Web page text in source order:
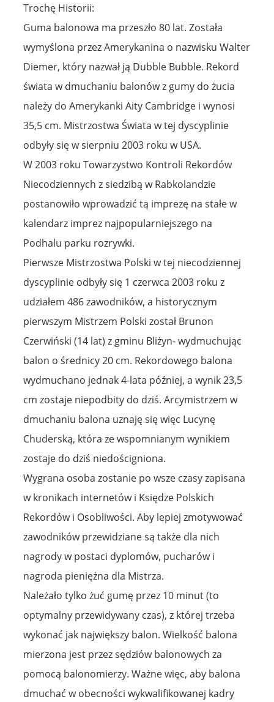
Trochę Historii:
Guma balonowa ma przeszło 80 lat. Została
wymyślona przez Amerykanina o nazwisku Walter
Diemer, który nazwał ją Dubble Bubble. Rekord
świata w dmuchaniu balonów z gumy do żucia
należy do Amerykanki Aity Cambridge i wynosi
35,5 cm. Mistrzostwa Świata w tej dyscyplinie
odbyły się w sierpniu 2003 roku w USA.
W 2003 roku Towarzystwo Kontroli Rekordów
Niecodziennych z siedzibą w Rabkolandzie
postanowiło wprowadzić tą imprezę na stałe w
kalendarz imprez najpopularniejszego na
Podhalu parku rozrywki.
Pierwsze Mistrzostwa Polski w tej niecodziennej
dyscyplinie odbyły się 1 czerwca 2003 roku z
udziałem 486 zawodników, a historycznym
pierwszym Mistrzem Polski został Brunon
Czerwiński (14 lat) z gminu Bliżyn- wydmuchując
balon o średnicy 20 cm. Rekordowego balona
wydmuchano jednak 4-lata później, a wynik 23,5
cm zostaje niepodbity do dziś. Arcymistrzem w
dmuchaniu balona uznaję się więc Lucynę
Chuderską, która ze wspomnianym wynikiem
zostaje do dziś niedościgniona.
Wygrana osoba zostanie po wsze czasy zapisana
w kronikach internetów i Księdze Polskich
Rekordów i Osobliwości. Aby lepiej zmotywować
zawodników przewidziane są także dla nich
nagrody w postaci dyplomów, pucharów i
nagroda pieniężna dla Mistrza.
Należało tylko żuć gumę przez 10 minut (to
optymalny przewidywany czas), z której trzeba
wykonać jak największy balon. Wielkość balona
mierzona jest przez sędziów balonowych za
pomocą balonomierzy. Ważne więc, aby balona
dmuchać w obecności wykwalifikowanej kadry